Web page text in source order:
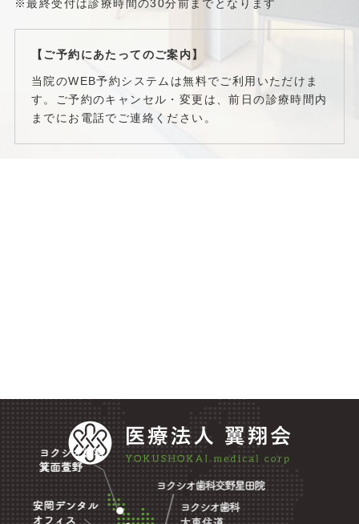
※最終受付は診療時間の30分前までとなります
【ご予約にあたってのご案内】
当院のWEB予約システムは無料でご利用いただけま
す。ご予約のキャンセル・変更は、前日の診療時間内
までにお電話でご連絡ください。